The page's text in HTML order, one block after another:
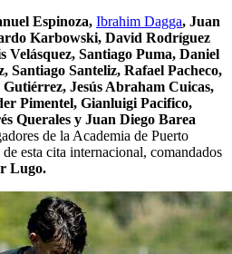
Espinoza, Ibrahim Dagga, Juan
Karbowski, David Rodríguez
Santiago Puma, Daniel
Santiago Santeliz, Rafael Pacheco,
Jesús Abraham Cuicas,
Pimentel, Gianluigi Pacifico,
Querales y Juan Diego Barea
de la Academia de Puerto
esta cita internacional, comandados
Lugo.